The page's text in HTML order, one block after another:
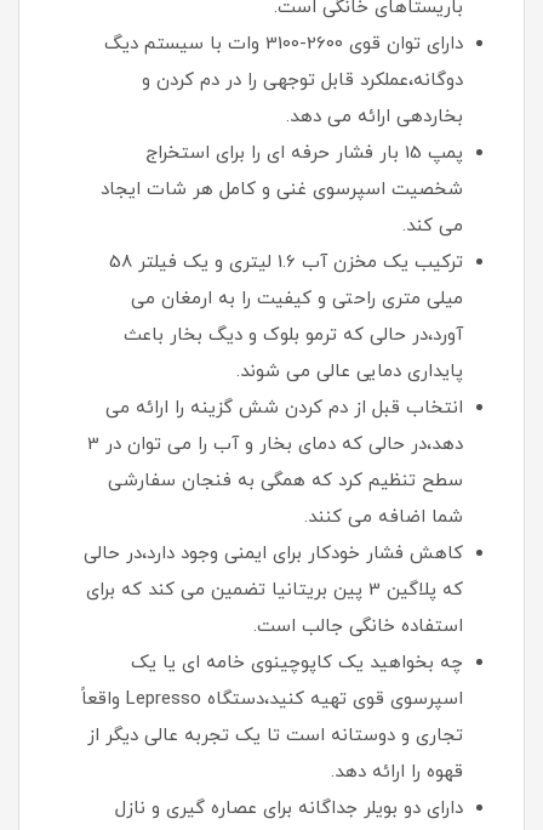
باریستاهای خانگی است.
دارای توان قوی 2600-3100 وات با سیستم دیگ
دوگانه،عملکرد قابل توجهی را در دم کردن و
بخاردهی ارائه می دهد.
پمپ 15 بار فشار حرفه ای را برای استخراج
شخصیت اسپرسوی غنی و کامل هر شات ایجاد
می کند.
ترکیب یک مخزن آب 1.6 لیتری و یک فیلتر 58
میلی متری راحتی و کیفیت را به ارمغان می
آورد،در حالی که ترمو بلوک و دیگ بخار باعث
پایداری دمایی عالی می شوند.
انتخاب قبل از دم کردن شش گزینه را ارائه می
دهد،در حالی که دمای بخار و آب را می توان در 3
سطح تنظیم کرد که همگی به فنجان سفارشی
شما اضافه می کنند.
کاهش فشار خودکار برای ایمنی وجود دارد،در حالی
که پلاگین 3 پین بریتانیا تضمین می کند که برای
استفاده خانگی جالب است.
چه بخواهید یک کاپوچینوی خامه ای یا یک
اسپرسوی قوی تهیه کنید،دستگاه Lepresso واقعاً
تجاری و دوستانه است تا یک تجربه عالی دیگر از
قهوه را ارائه دهد.
دارای دو بویلر جداگانه برای عصاره گیری و نازل